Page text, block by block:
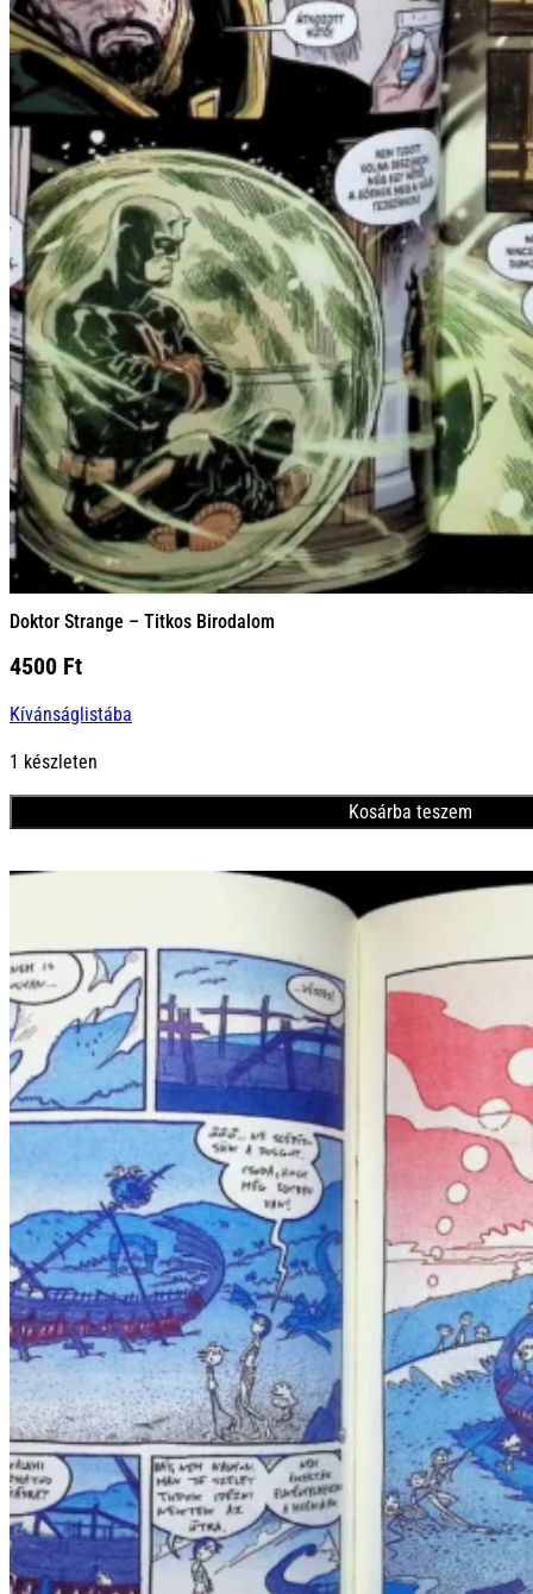
Doktor Strange – Titkos Birodalom
4500 Ft
Kívánságlistába
1 készleten
Kosárba teszem